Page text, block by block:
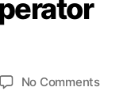
No Comments